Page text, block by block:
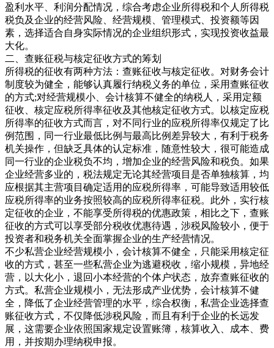
盈利水平、利润分配情况，综合考虑企业所得税和个人所得税
税负及企业的经营风险、经营规模、管理模式、投资额等因
素，选择适合自身实际情况的企业组织形式，实现投资收益最
大化。
二、查账征税与核定征收方式的筹划
所得税的征收有两种方法：查账征收与核定征收。对财务会计
制度较为健全，能够认真履行纳税义务的单位，采用查账征收
的方式;对经营规模小、会计核算不健全的纳税人，采用定额
征收、核定应税所得率征收及其他核定征收方式。以核定应税
所得率的征收方式而言，对不同行业的应税所得率仅规定了比
例范围，同一行业最低比例与最高比例差异较大，有利于税务
机关操作，但缺乏具体的认定标准，随意性较大，很可能造成
同一行业的企业税负不均，增加企业的经营风险和税负。如果
企业经营多业的，税法规定无论其经营项目是否单独核算，均
应根据其主营项目确定适用的应税所得率，可能导致适用较低
应税所得率的业务按照较高的应税所得率征税。此外，实行核
定征收的企业，不能享受所得税的优惠政策，相比之下，查账
征收的方式可以享受部分税收优惠待遇，涉税风险较小，便于
投资者和税务机关全面掌握企业的生产经营情况。
不少私营企业经营规模小，会计核算不健全，只能采用核定征
收的方式，甚至一些私营企业为逃避税收，缩小规模，异地经
营，以大化小，退回小本经营的个体户状态，放弃查账征收的
方式。私营企业规模小，无法形成产业优势，会计核算不健
全，降低了企业经营管理的水平，综合权衡，私营企业选择查
账征收方式，不仅降低涉税风险，而且有利于企业的长远发
展，这需要企业依照国家规定设置账簿，核算收入、成本、费
用，并按期办理纳税申报。